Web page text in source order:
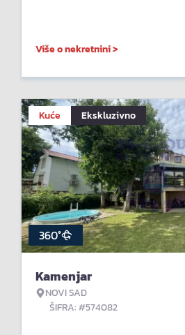
Više o nekretnini >
Kuće Ekskluzivno
360°
Kamenjar
NOVI SAD
ŠIFRA: #574082